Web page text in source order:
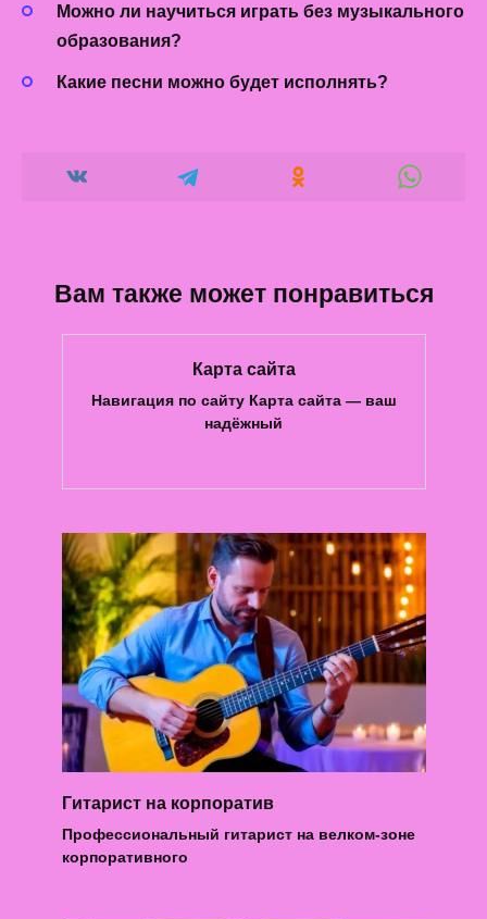
Можно ли научиться играть без музыкального
образования?
Какие песни можно будет исполнять?
Вам также может понравиться
Карта сайта
Навигация по сайту Карта сайта — ваш
надёжный
Гитарист на корпоратив
Профессиональный гитарист на велком-зоне
корпоративного